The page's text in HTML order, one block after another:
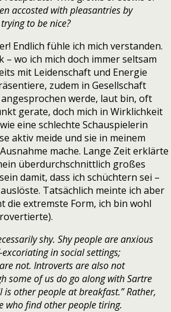
accosted with pleasantries by
to be nice?
Endlich fühle ich mich verstanden.
– wo ich mich doch immer seltsam
mit Leidenschaft und Energie
zudem in Gesellschaft
werde, laut bin, oft
gerate, doch mich in Wirklichkeit
eine schlechte Schauspielerin
aktiv meide und sie in meinem
mache. Lange Zeit erklärte
überdurchschnittlich großes
damit, dass ich schüchtern sei –
Tatsächlich meinte ich aber
extremste Form, ich bin wohl
shy. Shy people are anxious
in social settings;
not. Introverts are also not
some of us do go along with Sartre
is other people at breakfast.” Rather,
who find other people tiring.